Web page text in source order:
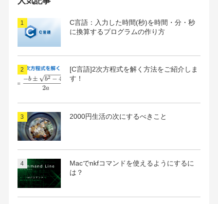
C言語：入力した時間(秒)を時間・分・秒
に換算するプログラムの作り方
[C言語]2次方程式を解く方法をご紹介しま
す！
2000円生活の次にするべきこと
Macでnkfコマンドを使えるようにするに
は？